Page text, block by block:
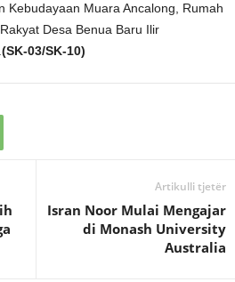
Kebudayaan Muara Ancalong, Rumah
Desa Benua Baru Ilir
(SK-03/SK-10)
Artikulli tjetër
Isran Noor Mulai Mengajar
di Monash University
Australia